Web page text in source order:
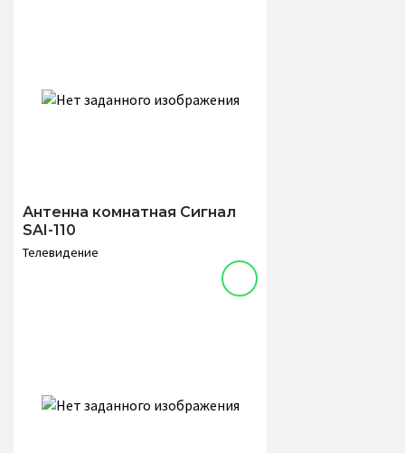
Антенна комнатная Сигнал
SAI-110
Телевидение